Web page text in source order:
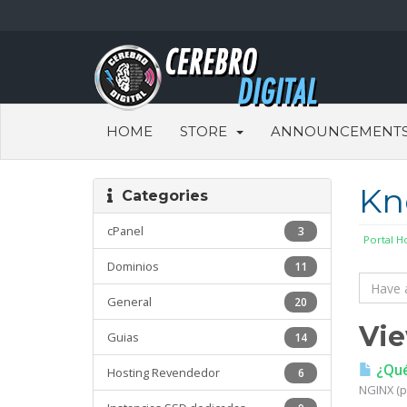
HOME STORE
Portal
Categories
3
cPanel
11
Dominios
20
General
14
Guias
6
Hosting Revendedor
NGINX